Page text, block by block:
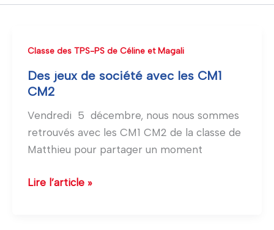
Classe des TPS-PS de Céline et Magali
Des jeux de société avec les CM1
CM2
Vendredi 5 décembre, nous nous sommes
retrouvés avec les CM1 CM2 de la classe de
Matthieu pour partager un moment
Des
de
avec
les
CM1
Lire l’article »